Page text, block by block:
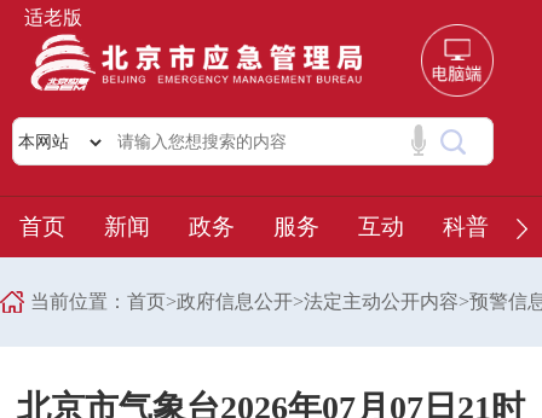
适老版
首页 新闻 政务 服务 互动 科普
当前位置： 首页>政府信息公开>法定主动公开内容>预警信
北京市气象台2026年07月07日21时